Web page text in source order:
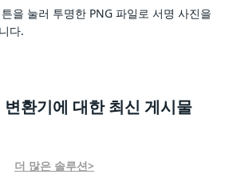
을 눌러 투명한 PNG 파일로 서명 사진을
다.
환기에 대한 최신 게시물
더 많은 솔루션>